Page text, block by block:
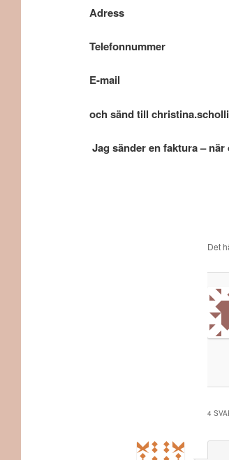
Adress
Telefonnummer
E-mail
och sänd till
Jag sänder en faktura –
Det
4